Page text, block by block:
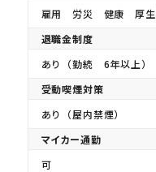
雇用 労災 健康 厚生
退職金制度
あり（勤続 6年以上）
受動喫煙対策
あり（屋内禁煙）
マイカー通勤
可